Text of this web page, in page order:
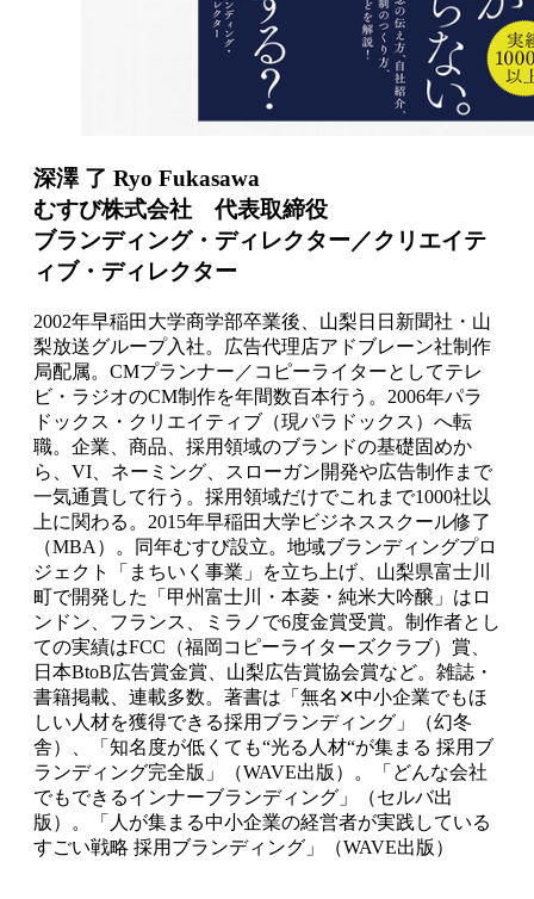
深澤 了 Ryo Fukasawa
むすび株式会社 代表取締役
ブランディング・ディレクター／クリエイテ
ィブ・ディレクター
2002年早稲田大学商学部卒業後、山梨日日新聞社・山
梨放送グループ入社。広告代理店アドブレーン社制作
局配属。CMプランナー／コピーライターとしてテレ
ビ・ラジオのCM制作を年間数百本行う。2006年パラ
ドックス・クリエイティブ（現パラドックス）へ転
職。企業、商品、採用領域のブランドの基礎固めか
ら、VI、ネーミング、スローガン開発や広告制作まで
一気通貫して行う。採用領域だけでこれまで1000社以
上に関わる。2015年早稲田大学ビジネススクール修了
（MBA）。同年むすび設立。地域ブランディングプロ
ジェクト「まちいく事業」を立ち上げ、山梨県富士川
町で開発した「甲州富士川・本菱・純米大吟醸」はロ
ンドン、フランス、ミラノで6度金賞受賞。制作者とし
ての実績はFCC（福岡コピーライターズクラブ）賞、
日本BtoB広告賞金賞、山梨広告賞協会賞など。雑誌・
書籍掲載、連載多数。著書は「無名✕中小企業でもほ
しい人材を獲得できる採用ブランディング」（幻冬
舎）、「知名度が低くても“光る人材“が集まる 採用ブ
ランディング完全版」（WAVE出版）。「どんな会社
でもできるインナーブランディング」（セルバ出
版）。「人が集まる中小企業の経営者が実践している
すごい戦略 採用ブランディング」（WAVE出版）